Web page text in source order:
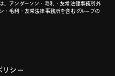
、アンダーソン・毛利・友常法律事務所外
・毛利・友常法律事務所を含むグループの
リシー